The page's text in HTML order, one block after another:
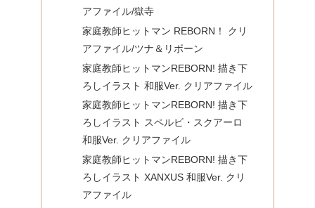
アファイル/獄寺
家庭教師ヒットマン REBORN！ クリ
アファイル/ツナ＆リボーン
家庭教師ヒットマンREBORN! 描き下
ろしイラスト 和服Ver. クリアファイル
家庭教師ヒットマンREBORN! 描き下
ろしイラスト スペルビ・スクアーロ
和服Ver. クリアファイル
家庭教師ヒットマンREBORN! 描き下
ろしイラスト XANXUS 和服Ver. クリ
アファイル